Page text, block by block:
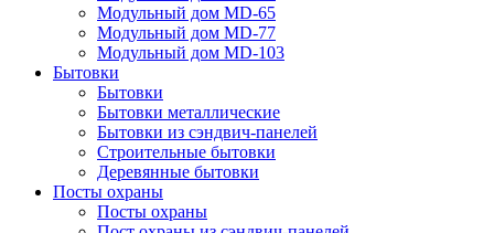
Модульный дом MD-65
Модульный дом MD-77
Модульный дом MD-103
Бытовки
Бытовки
Бытовки металлические
Бытовки из сэндвич-панелей
Строительные бытовки
Деревянные бытовки
Посты охраны
Посты охраны